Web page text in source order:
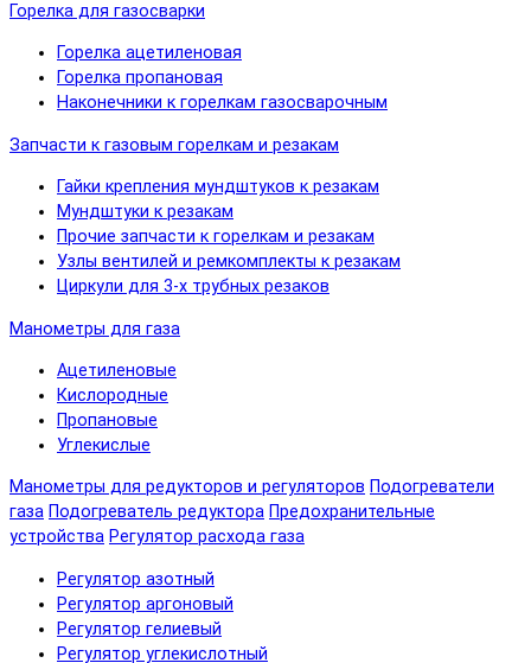
Горелка для газосварки
Горелка ацетиленовая
Горелка пропановая
Наконечники к горелкам газосварочным
Запчасти к газовым горелкам и резакам
Гайки крепления мундштуков к резакам
Мундштуки к резакам
Прочие запчасти к горелкам и резакам
Узлы вентилей и ремкомплекты к резакам
Циркули для 3-х трубных резаков
Манометры для газа
Ацетиленовые
Кислородные
Пропановые
Углекислые
Манометры для редукторов и регуляторов Подогреватели
газа Подогреватель редуктора Предохранительные
устройства Регулятор расхода газа
Регулятор азотный
Регулятор аргоновый
Регулятор гелиевый
Регулятор углекислотный